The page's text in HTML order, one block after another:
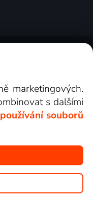
marketingových.
s dalšími
souborů